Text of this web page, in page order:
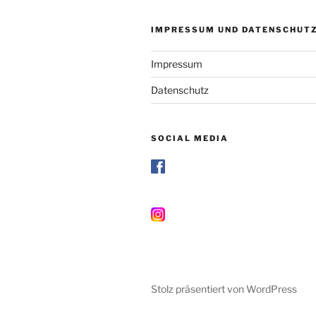
IMPRESSUM UND DATENSCHUTZ
Impressum
Datenschutz
SOCIAL MEDIA
Stolz präsentiert von WordPress